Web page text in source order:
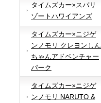
タイムズカー×スパリ
ゾートハワイアンズ
タイムズカー×ニジゲ
ンノモリ クレヨンしん
ちゃんアドベンチャー
パーク
タイムズカー×ニジゲ
ンノモリ NARUTO &